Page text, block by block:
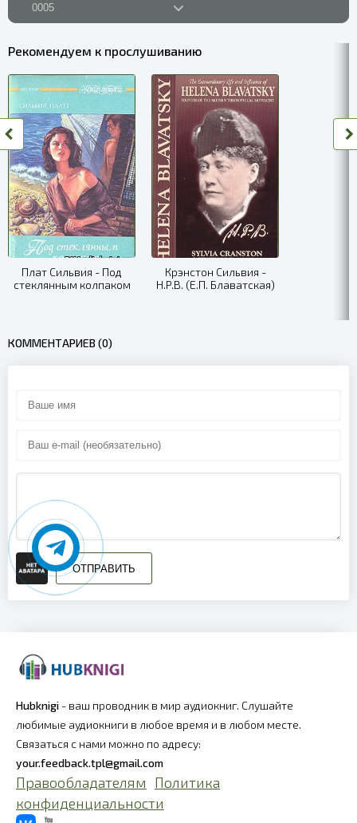
0005
0008
0009
0010
0011
0012
0013
0014
0016
0018
0019
0020
0021
0022
0023
0024
0025
0026
0028
0030
0031
Рекомендуем к прослушиванию
Плат Сильвия - Под
стеклянным колпаком
Крэнстон Сильвия -
H.P.B. (Е.П. Блаватская)
КОММЕНТАРИЕВ (0)
ОТПРАВИТЬ
Hubknigi - ваш проводник в мир аудиокниг. Слушайте
любимые аудиокниги в любое время и в любом месте.
Связаться с нами можно по адресу:
your.feedback.tpl@gmail.com
Правообладателям Политика
конфиденциальности